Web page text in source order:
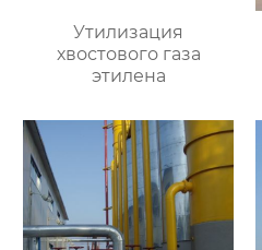
Утилизация
хвостового газа
этилена